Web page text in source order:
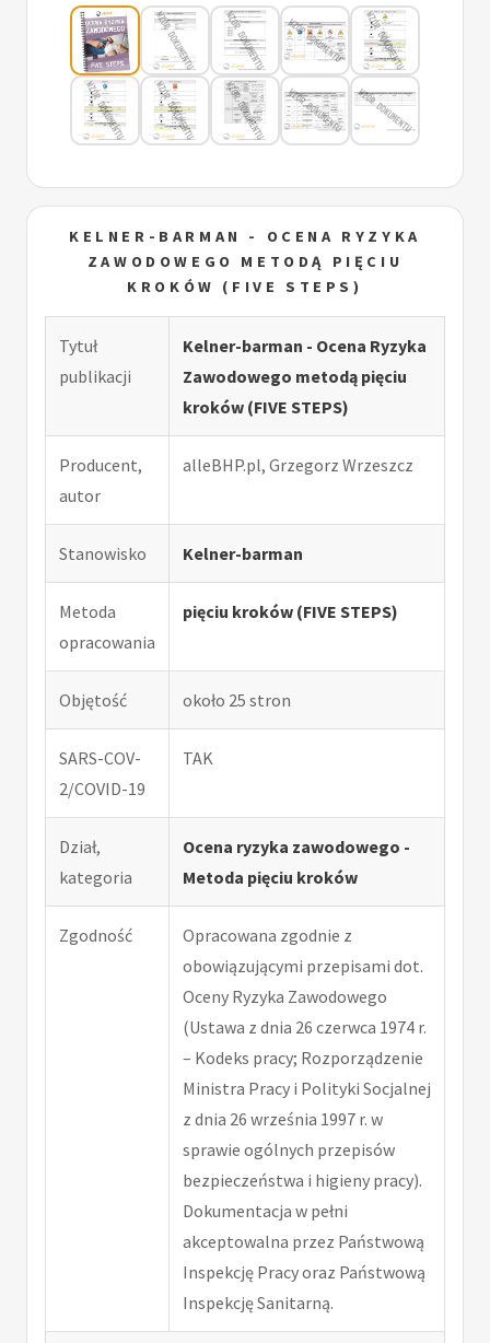
KELNER-BARMAN - OCENA RYZYKA
ZAWODOWEGO METODĄ PIĘCIU
KROKÓW (FIVE STEPS)
Tytuł
publikacji
Kelner-barman - Ocena Ryzyka
Zawodowego metodą pięciu
kroków (FIVE STEPS)
Producent,
autor
alleBHP.pl, Grzegorz Wrzeszcz
Stanowisko Kelner-barman
Metoda
opracowania
pięciu kroków (FIVE STEPS)
Objętość około 25 stron
SARS-COV-
2/COVID-19
TAK
Dział,
kategoria
Ocena ryzyka zawodowego -
Metoda pięciu kroków
Zgodność
Opracowana zgodnie z
obowiązującymi przepisami dot.
Oceny Ryzyka Zawodowego
(Ustawa z dnia 26 czerwca 1974 r.
– Kodeks pracy; Rozporządzenie
Ministra Pracy i Polityki Socjalnej
z dnia 26 września 1997 r. w
sprawie ogólnych przepisów
bezpieczeństwa i higieny pracy).
Dokumentacja w pełni
akceptowalna przez Państwową
Inspekcję Pracy oraz Państwową
Inspekcję Sanitarną.